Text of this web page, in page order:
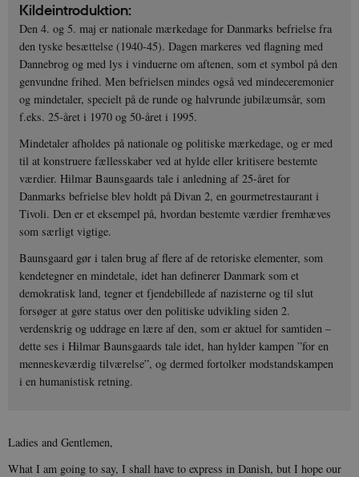
Kildeintroduktion:
Den 4. og 5. maj er nationale mærkedage for Danmarks befrielse fra
den tyske besættelse (1940-45). Dagen markeres ved flagning med
Dannebrog og med lys i vinduerne om aftenen, som et symbol på den
genvundne frihed. Men befrielsen mindes også ved mindeceremonier
og mindetaler, specielt på de runde og halvrunde jubilæumsår, som
f.eks. 25-året i 1970 og 50-året i 1995.
Mindetaler afholdes på nationale og politiske mærkedage, og er med
til at konstruere fællesskaber ved at hylde eller kritisere bestemte
værdier. Hilmar Baunsgaards tale i anledning af 25-året for
Danmarks befrielse blev holdt på Divan 2, en gourmetrestaurant i
Tivoli. Den er et eksempel på, hvordan bestemte værdier fremhæves
som særligt vigtige.
Baunsgaard gør i talen brug af flere af de retoriske elementer, som
kendetegner en mindetale, idet han definerer Danmark som et
demokratisk land, tegner et fjendebillede af nazisterne og til slut
forsøger at gøre status over den politiske udvikling siden 2.
verdenskrig og uddrage en lære af den, som er aktuel for samtiden –
dette ses i Hilmar Baunsgaards tale idet, han hylder kampen ”for en
menneskeværdig tilværelse”, og dermed fortolker modstandskampen
i en humanistisk retning.
Ladies and Gentlemen,
What I am going to say, I shall have to express in Danish, but I hope our